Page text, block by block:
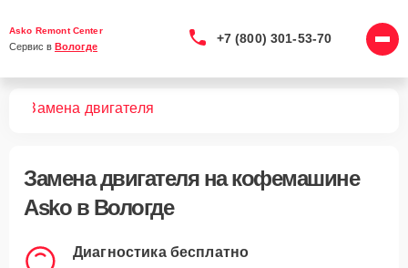
Asko Remont Center
Сервис в Вологде
+7 (800) 301-53-70
Замена двигателя
Замена двигателяна кофемашине
Asko в Вологде
Диагностика бесплатно